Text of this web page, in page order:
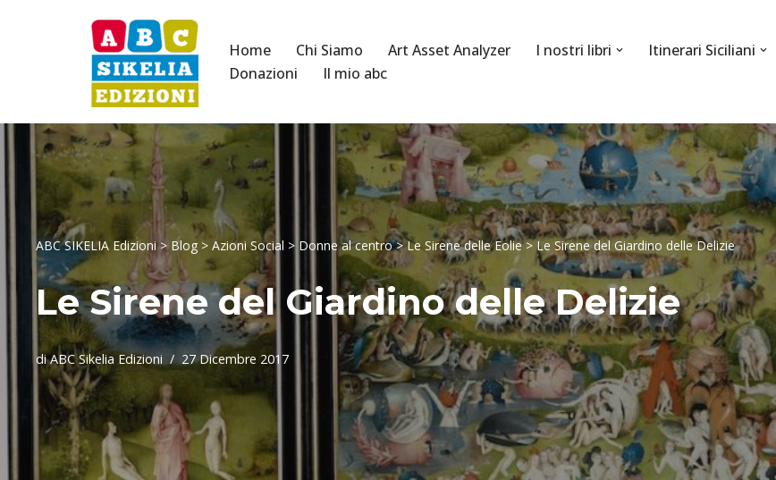
Home Chi Siamo Art Asset Analyzer I nostri libri Itinerari Siciliani
Donazioni
Il mio abc
ABC SIKELIA Edizioni> Blog > Azioni Social > Donne al centro>Le Sirene delle Eolie>Le Sirene del Giardino delle Delizie
Le Sirene del Giardino delle Delizie
diABC Sikelia Edizioni 27 Dicembre 2017